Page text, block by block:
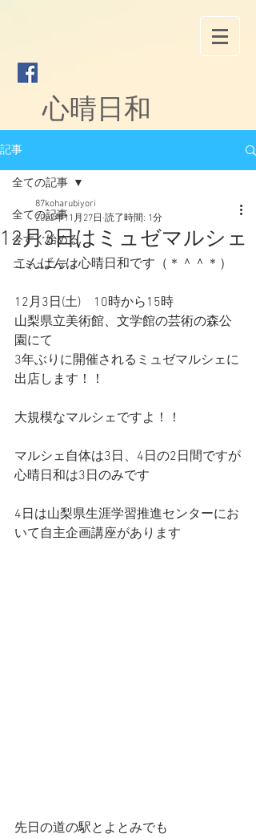
心晴日和
記事
全ての記事
今すぐ始める
コミュニティ
全ての記事
12月3日はミュゼマルシェ
87koharubiyori
2022年11月27日 読了時間: 1分
こんばんは心晴日和です（＊＾＾＊）
12月3日(土)　10時から15時
山梨県立美術館、文学館の芸術の森公
園にて
3年ぶりに開催されるミュゼマルシェに
出店します！！
大規模なマルシェですよ！！
マルシェ自体は3日、4日の2日間ですが
心晴日和は3日のみです
4日は山梨県生涯学習推進センターにお
いて自主企画講座があります
先日の道の駅とよとみでも